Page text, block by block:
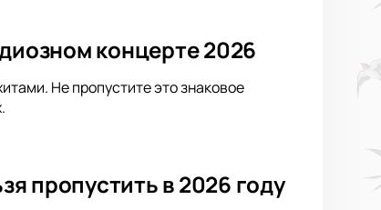
концерте 2026
Не пропустите это знаковое
пропустить в 2026 году